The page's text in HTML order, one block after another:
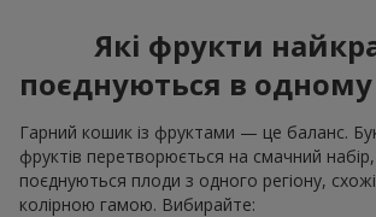
Які фрукти
поєднуються в
Гарний кошик із фруктами — це баланс.
фруктів перетворюється на смачний
поєднуються плоди з одного регіону,
колірною гамою. Вибирайте: